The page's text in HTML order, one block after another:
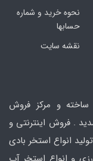
نحوه خرید و شماره
حسابها
نقشه سایت
و مرکز فروش
. فروش اینترنتی و
انواع استخر بادی